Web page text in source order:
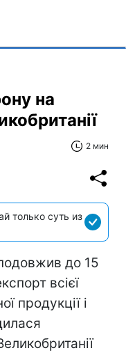
на
2 мин
только суть из
до 15
всієї
продукції і